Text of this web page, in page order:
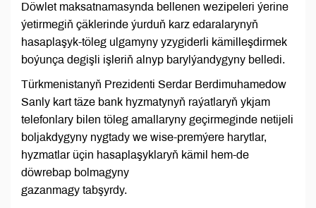
Döwlet maksatnamasynda bellenen wezipeleri ýerine
ýetirmegiň çäklerinde ýurduň karz edaralarynyň
hasaplaşyk-töleg ulgamyny yzygiderli kämilleşdirmek
boýunça degişli işleriň alnyp barylýandygyny belledi.
Türkmenistanyň Prezidenti Serdar Berdimuhamedow
Sanly kart täze bank hyzmatynyň raýatlaryň ykjam
telefonlary bilen töleg amallaryny geçirmeginde netijeli
boljakdygyny nygtady we wise-premýere harytlar,
hyzmatlar üçin hasaplaşyklaryň kämil hem-de
döwrebap bolmagyny
gazanmagy tabşyrdy.